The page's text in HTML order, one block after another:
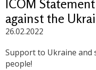
ICOM
against the
26.02.2022
Support to Ukraine and
people!